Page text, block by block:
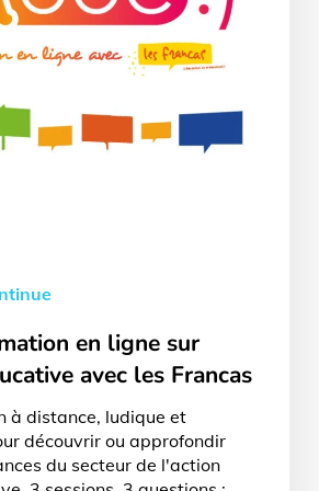
en ligne sur
avec les Francas
à distance, ludique et
découvrir ou approfondir
du secteur de l'action